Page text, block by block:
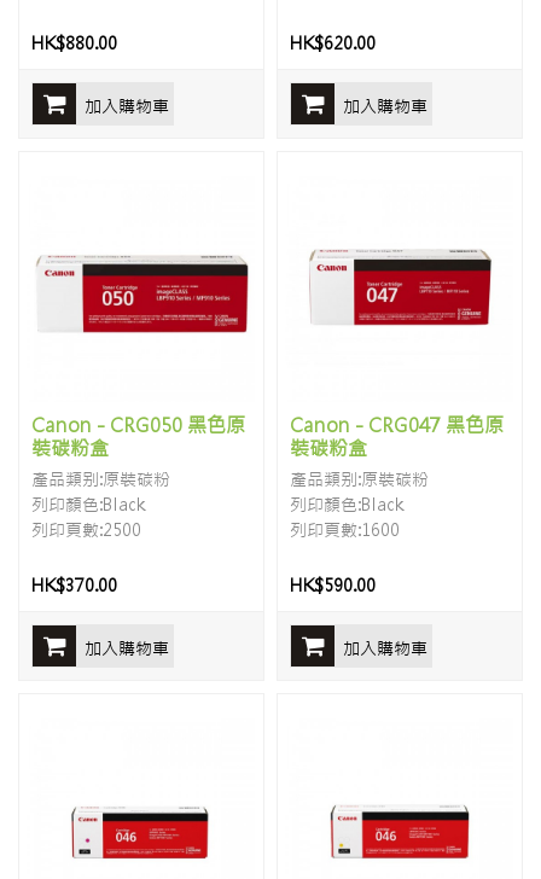
HK$880.00
加入購物車
HK$620.00
加入購物車
Canon - CRG050 黑色原
裝碳粉盒
產品類别:原裝碳粉
列印顏色:Black
列印頁數:2500
HK$370.00
加入購物車
Canon - CRG047 黑色原
裝碳粉盒
產品類别:原裝碳粉
列印顏色:Black
列印頁數:1600
HK$590.00
加入購物車